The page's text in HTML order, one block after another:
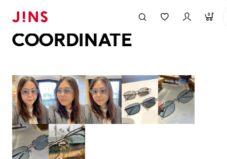
0
COORDINATE